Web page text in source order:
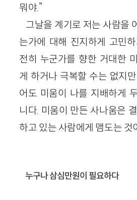
뭐야.”
그날을 계기로 저는 사람을
는가에 대해 진지하게 고민
전히 누군가를 향한 거대한
게 하거나 극복할 수는 없지
어도 미움이 나를 지배하게
니다. 미움이 만든 사나움은
하고 있는 사람에게 맴도는 것
누구나 삼심만원이 필요하다